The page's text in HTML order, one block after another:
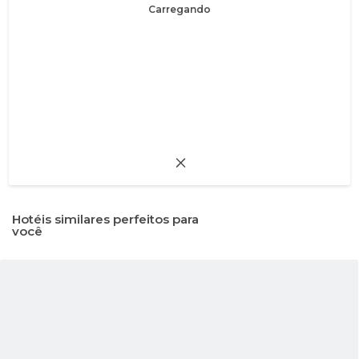
Carregando
Hotéis similares perfeitos para
você